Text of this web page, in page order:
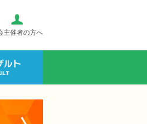
主催者の方へ